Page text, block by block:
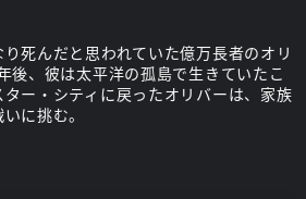
死んだと思われていた億万長者のオリ
後、彼は太平洋の孤島で生きていたこ
ー・シティに戻ったオリバーは、家族
に挑む。